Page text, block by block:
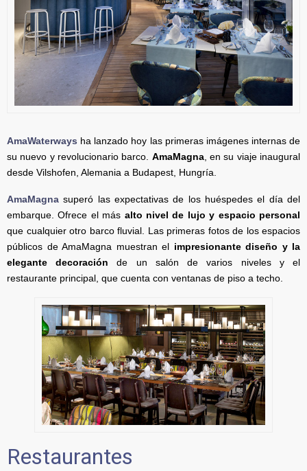
AmaWaterways ha lanzado hoy las primeras imágenes internas de
su nuevo y revolucionario barco. AmaMagna, en su viaje inaugural
desde Vilshofen, Alemania a Budapest, Hungría.
AmaMagna superó las expectativas de los huéspedes el día del
embarque. Ofrece el más alto nivel de lujo y espacio personal
que cualquier otro barco fluvial. Las primeras fotos de los espacios
públicos de AmaMagna muestran el impresionante diseño y la
elegante decoración de un salón de varios niveles y el
restaurante principal, que cuenta con ventanas de piso a techo.
Restaurantes